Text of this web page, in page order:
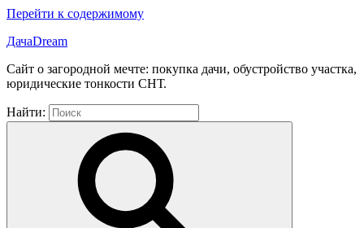
Перейти к содержимому
ДачаDream
Сайт о загородной мечте: покупка дачи, обустройство участка,
юридические тонкости СНТ.
Найти: